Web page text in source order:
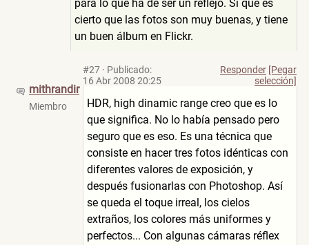
para lo que ha de ser un reflejo. Sí que es
cierto que las fotos son muy buenas, y tiene
un buen álbum en Flickr.
mithrandir
Miembro
#27 · Publicado:
16 Abr 2008 20:25
Responder [Pegar
selección]
HDR, high dinamic range creo que es lo
que significa. No lo había pensado pero
seguro que es eso. Es una técnica que
consiste en hacer tres fotos idénticas con
diferentes valores de exposición, y
después fusionarlas con Photoshop. Así
se queda el toque irreal, los cielos
extraños, los colores más uniformes y
perfectos... Con algunas cámaras réflex